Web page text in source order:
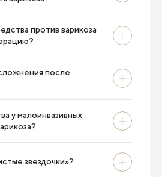
против варикоза
после
у малоинвазивных
звездочки»?